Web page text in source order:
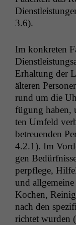
3.6).
Im konkreten
Erhal­tung der
älteren
rund um die
fü­gung haben,
ten Umfeld
betreuen­den
4.2.1). Im
gen
perpflege,
und
Kochen,
nach den
richtet wur­den